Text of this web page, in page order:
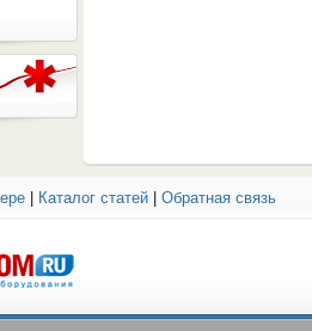
Каталог статей Обратная связь